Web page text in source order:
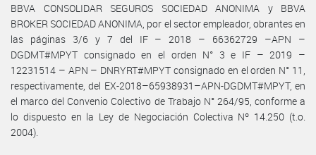
BBVA CONSOLIDAR SEGUROS SOCIEDAD ANONIMA y BBVA
BROKER SOCIEDAD ANONIMA, por el sector empleador, obrantes en
las páginas 3/6 y 7 del IF – 2018 – 66362729 –APN –
DGDMT#MPYT consignado en el orden N° 3 e IF – 2019 –
12231514 – APN – DNRYRT#MPYT consignado en el orden N° 11,
respectivamente, del EX-2018–65938931–APN-DGDMT#MPYT, en
el marco del Convenio Colectivo de Trabajo N° 264/95, conforme a
lo dispuesto en la Ley de Negociación Colectiva Nº 14.250 (t.o.
2004).